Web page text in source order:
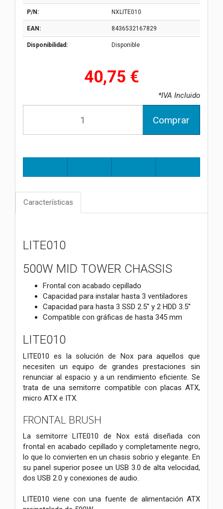
P/N: NXLITE010
EAN: 8436532167829
Disponibilidad: Disponible
40,75 €
*IVA Incluido
Comprar
Características
LITE010
500W MID TOWER CHASSIS
Frontal con acabado cepillado
Capacidad para instalar hasta 3 ventiladores
Capacidad para hasta 3 SSD 2.5'' y 2 HDD 3.5''
Compatible con gráficas de hasta 345 mm
LITE010
LITE010 es la solución de Nox para aquellos que
necesiten un equipo de grandes prestaciones sin
renunciar al espacio y a un rendimiento eficiente. Se
trata de una semitorre compatible con placas ATX,
micro ATX e ITX.
FRONTAL BRUSH
La semitorre LITE010 de Nox está diseñada con
frontal en acabado cepillado y completamente negro,
lo que lo convierten en un chasis sobrio y elegante. En
su panel superior posee un USB 3.0 de alta velocidad,
dos USB 2.0 y conexiones de audio.
LITE010 viene con una fuente de alimentación ATX